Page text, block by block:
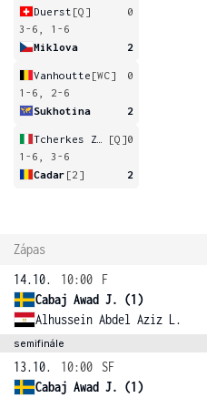
Duerst [Q]
0
3-6, 1-6
Miklova
2
Vanhoutte [WC]
0
1-6, 2-6
Sukhotina
2
[Q]0
1-6, 3-6
Cadar [2] 2
Zápas
14.10.
10:00
F
Cabaj Awad J. (1)
Alhussein Abdel Aziz L.
semifinále
13.10. 10:00
SF
Cabaj Awad J. (1)